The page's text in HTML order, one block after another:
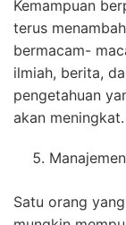
Kemampuan
terus
bermacam-
ilmiah, berita,
pengetahuan
akan meningkat.
Satu orang